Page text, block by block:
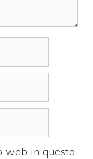
web in questo